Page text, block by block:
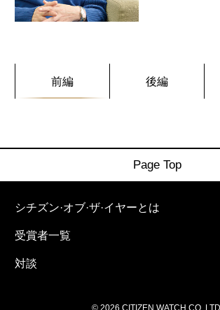
前編 後編
Page Top
シチズン·オブ·ザ·イヤーとは
受賞者一覧
対談
© 2026 CITIZEN WATCH CO.,LTD.